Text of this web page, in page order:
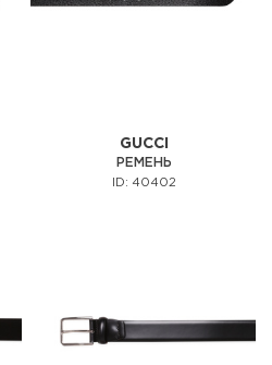
GUCCI
РЕМЕНЬ
ID: 40402